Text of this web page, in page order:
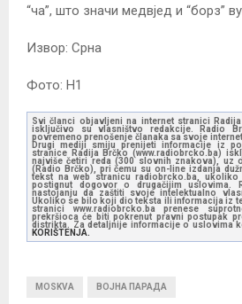
“ча”, што значи медвјед и “борз”
Извор: Срна
Фото: Н1
Svi članci objavljeni na internet stranici
isključivo su vlasništvo redakcije. Radio
povremeno prenošenje članaka sa svoje
Drugi mediji smiju prenijeti informacije iz
stranice Radija Brčko (www.radiobrcko.ba)
najviše četiri reda (300 slovnih znakova), uz
(Radio Brčko), pri čemu su on-line izdanja
tekst na web stranicu radiobrcko.ba,
postignut dogovor o drugačijim uslovima.
nastojanju da zaštiti svoje intelektualno
Ukoliko se bilo koji dio teksta ili informacija iz
stranici www.radiobrcko.ba prenese
prekršioca će biti pokrenut pravni postupak
distrikta. Za detaljnije informacije o uslovima
KORIŠTENJA.
MOSKVA ВОЈНА ПАРАДА